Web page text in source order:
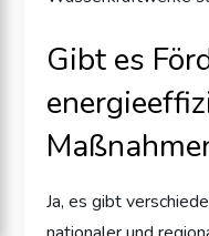
Gibt es
Ja, es gibt